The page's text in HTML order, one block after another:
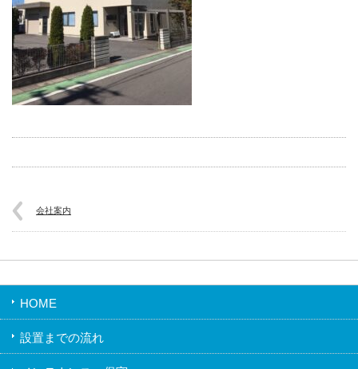
会社案内
HOME
設置までの流れ